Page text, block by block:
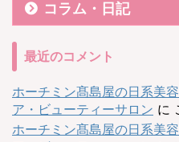
コラム・日記
最近のコメント
ホーチミン髙島屋の日系美
ア・ビューティーサロン に
ホーチミン髙島屋の日系美